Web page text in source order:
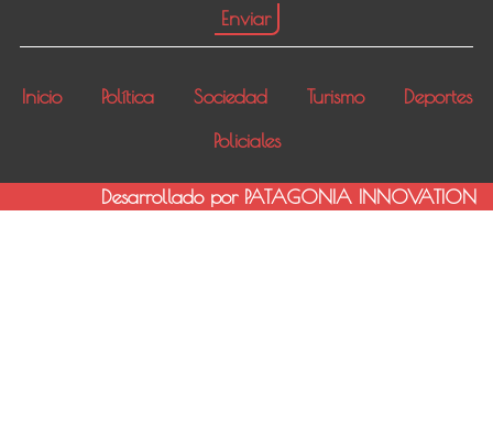
Inicio Política Sociedad Turismo
Deportes
Policiales
Desarrollado por PATAGONIA INNOVATION